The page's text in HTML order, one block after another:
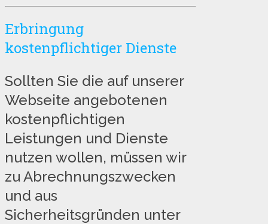
Erbringung
kostenpflichtiger Dienste
Sollten Sie die auf unserer
Webseite angebotenen
kostenpflichtigen
Leistungen und Dienste
nutzen wollen, müssen wir
zu Abrechnungszwecken
und aus
Sicherheitsgründen unter